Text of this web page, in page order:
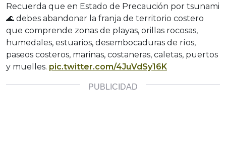
Recuerda que en Estado de Precaución por tsunami
🌊 debes abandonar la franja de territorio costero
que comprende zonas de playas, orillas rocosas,
humedales, estuarios, desembocaduras de ríos,
paseos costeros, marinas, costaneras, caletas, puertos
y muelles. pic.twitter.com/4JuVdSy16K